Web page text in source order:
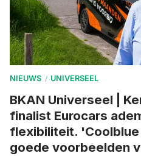
NIEUWS / UNIVERSEEL
BKAN Universeel |
finalist Eurocars
flexibiliteit.
goede voorbeelden